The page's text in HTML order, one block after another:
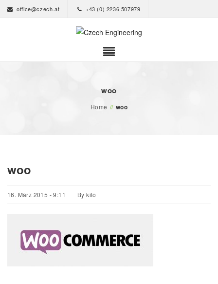
office@czech.at +43 (0) 2236 507979
woo
Home // woo
woo
16. März 2015 - 9:11 Bykito